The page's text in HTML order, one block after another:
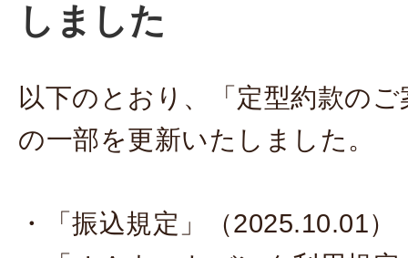
しました
以下のとおり、「定型約款の
の一部を更新いたしました。
・「振込規定」（2025.10.01）